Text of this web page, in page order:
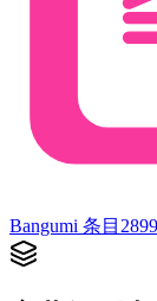
Bangumi 条目